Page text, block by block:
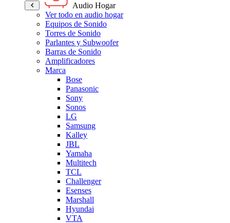
Audio Hogar
Ver todo en audio hogar
Equipos de Sonido
Torres de Sonido
Parlantes y Subwoofer
Barras de Sonido
Amplificadores
Marca
Bose
Panasonic
Sony
Sonos
LG
Samsung
Kalley
JBL
Yamaha
Multitech
TCL
Challenger
Esenses
Marshall
Hyundai
VTA